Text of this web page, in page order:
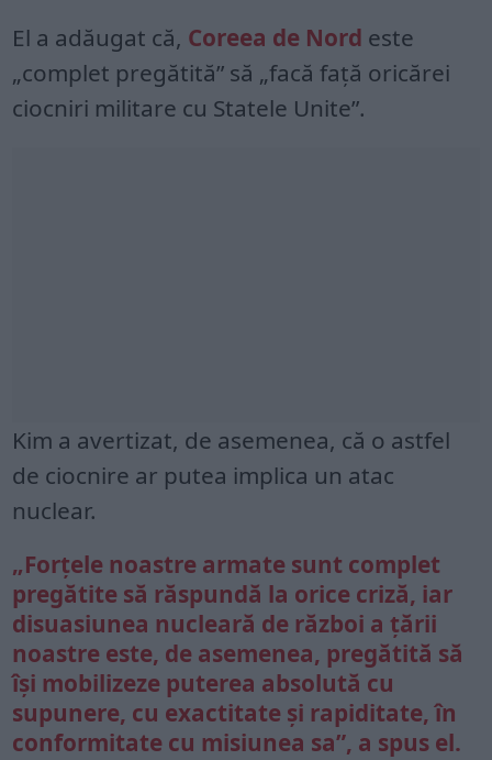
El a adăugat că, Coreea de Nord este
„complet pregătită” să „facă față oricărei
ciocniri militare cu Statele Unite”.
Kim a avertizat, de asemenea, că o astfel
de ciocnire ar putea implica un atac
nuclear.
„Forțele noastre armate sunt complet
pregătite să răspundă la orice criză, iar
disuasiunea nucleară de război a țării
noastre este, de asemenea, pregătită să
își mobilizeze puterea absolută cu
supunere, cu exactitate și rapiditate, în
conformitate cu misiunea sa”, a spus el.